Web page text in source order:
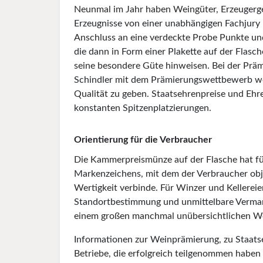
Neunmal im Jahr haben Weingüter,
Erzeugnisse von einer unabhängigen
Anschluss an eine verdeckte Probe Punkte
die dann in Form einer Plakette auf der
seine besondere Güte hinweisen. Bei der
Schindler mit dem Prämierungswettbewerb
Qualität zu geben. Staatsehrenpreise und
konstanten Spitzenplatzierungen.
Orientierung für die Verbraucher
Die Kammerpreismünze auf der Flasche hat
Markenzeichens, mit dem der Verbraucher
Wertigkeit verbinde. Für Winzer und
Standortbestimmung und unmittelbare
einem großen manchmal unübersichtlichen
Informationen zur Weinprämierung, zu
Betriebe, die erfolgreich teilgenommen